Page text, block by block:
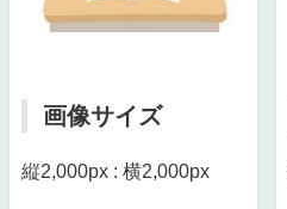
画像サイズ
縦2,000px : 横2,000px